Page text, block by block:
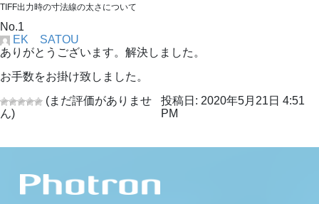
TIFF出力時の寸法線の太さについて
No.1
EK SATOU
ありがとうございます。解決しました。
お手数をお掛け致しました。
(まだ評価がありませ
ん)
投稿日: 2020年5月21日 4:51
PM